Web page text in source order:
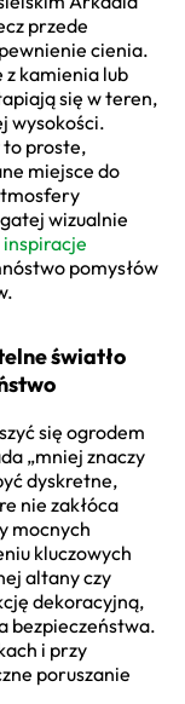
przede
cienia.
kamienia lub
się w teren,
wysokości.
to proste,
miejsce do
wizualnie
inspiracje
pomysłów
światło
się ogrodem
„mniej znaczy
dyskretne,
nie zakłóca
mocnych
kluczowych
altany czy
dekoracyjną,
bezpieczeństwa.
i przy
poruszanie